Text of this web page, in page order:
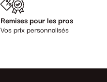
Remises pour les pros
Vos prix personnalisés